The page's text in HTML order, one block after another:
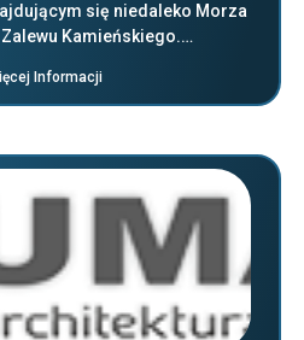
się niedaleko Morza
Zalewu Kamieńskiego.…
Informacji